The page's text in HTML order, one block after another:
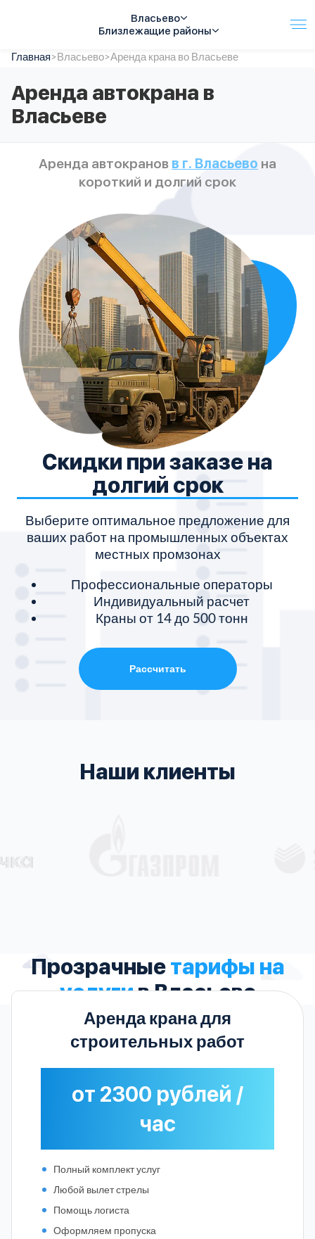
Власьево
Близлежащие районы
Услуги
Автопарк
Тарифы
Акции
Контакты
Спецтехника
Главная>Власьево>Аренда крана во Власьеве
Аренда автокрана в
Власьеве
Аренда автокранов в г. Власьево на
короткий и долгий срок
Скидки при заказе на
долгий срок
Выберите оптимальное предложение для
ваших работ на промышленных объектах
местных промзонах
Профессиональные операторы
Индивидуальный расчет
Краны от 14 до 500 тонн
Рассчитать
Наши клиенты
Прозрачныетарифы на
услугив Власьеве
Аренда крана для
строительных работ
от 2300 рублей /
час
Полный комплект услуг
Любой вылет стрелы
Помощь логиста
Оформляем пропуска